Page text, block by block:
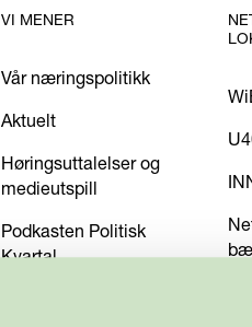
VI MENER
Vår næringspolitikk
Aktuelt
Høringsuttalelser og
medieutspill
Podkasten Politisk
Kvartal